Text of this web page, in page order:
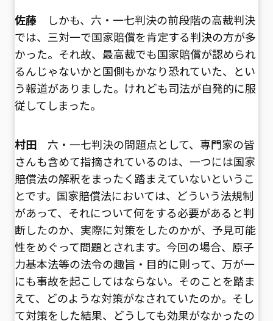
佐藤しかも、六・一七判決の前段階の高裁判決
では、三対一で国家賠償を肯定する判決の方が多
かった。それ故、最高裁でも国家賠償が認められ
るんじゃないかと国側もかなり恐れていた、とい
う報道がありました。けれども司法が自発的に服
従してしまった。
村田六・一七判決の問題点として、専門家の皆
さんも含めて指摘されているのは、一つには国家
賠償法の解釈をまったく踏まえていないというこ
とです。国家賠償法においては、どういう法規制
があって、それについて何をする必要があると判
断したのか、実際に対策をしたのかが、予見可能
性をめぐって問題とされます。今回の場合、原子
力基本法等の法令の趣旨・目的に則って、万が一
にも事故を起こしてはならない。そのことを踏ま
えて、どのような対策がなされていたのか。そし
て対策をした結果、どうしても効果がなかったの